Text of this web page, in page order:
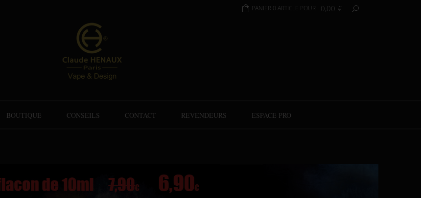
PANIER 0 ARTICLE POUR 0,00 €
BOUTIQUE CONSEILS CONTACT REVENDEURS ESPACE PRO